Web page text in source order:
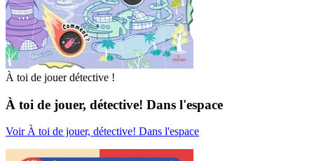
À toi de jouer détective !
À toi de jouer, détective! Dans l'espace
Voir À toi de jouer, détective! Dans l'espace